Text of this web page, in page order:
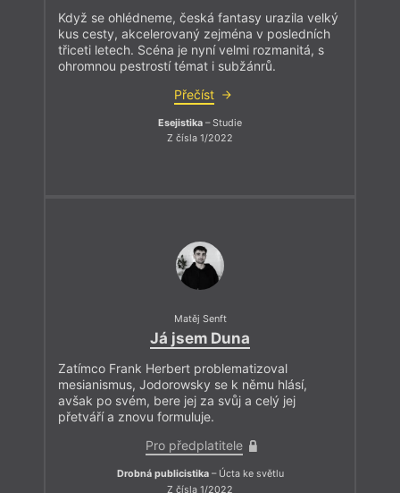
Když se ohlédneme, česká fantasy urazila velký
kus cesty, akcelerovaný zejména v posledních
třiceti letech. Scéna je nyní velmi rozmanitá, s
ohromnou pestrostí témat i subžánrů.
Přečíst
Esejistika – Studie
Z čísla 1/2022
Matěj Senft
Já jsem Duna
Zatímco Frank Herbert problematizoval
mesianismus, Jodorowsky se k němu hlásí,
avšak po svém, bere jej za svůj a celý jej
přetváří a znovu formuluje.
Pro předplatitele
Drobná publicistika– Úcta ke světlu
Z čísla 1/2022